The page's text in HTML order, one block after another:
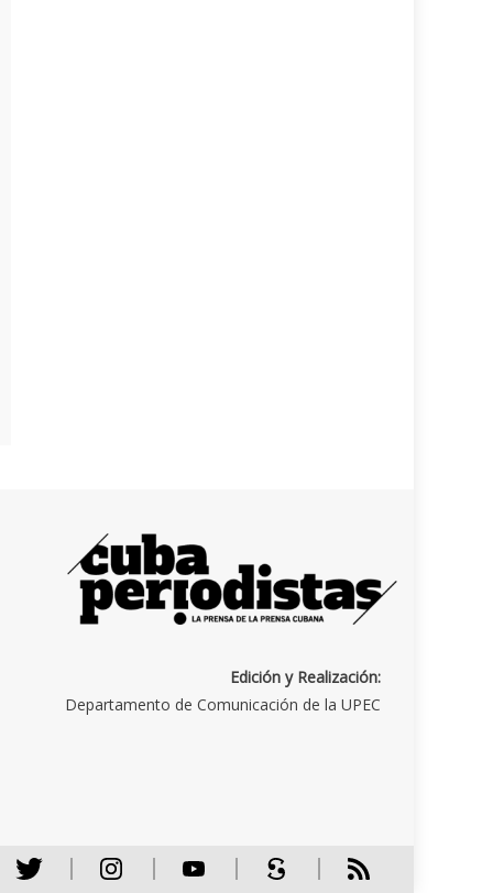
Edición y Realización:
Departamento de Comunicación de la UPEC
Twitter Instagram Scribd RSS